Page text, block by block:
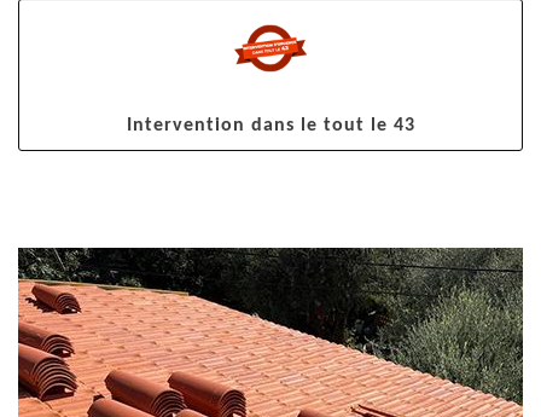
Intervention dans le tout le 43